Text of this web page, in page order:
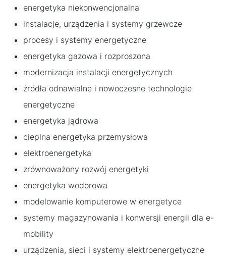
energetyka niekonwencjonalna
instalacje, urządzenia i systemy grzewcze
procesy i systemy energetyczne
energetyka gazowa i rozproszona
modernizacja instalacji energetycznych
źródła odnawialne i nowoczesne technologie
energetyczne
energetyka jądrowa
cieplna energetyka przemysłowa
elektroenergetyka
zrównoważony rozwój energetyki
energetyka wodorowa
modelowanie komputerowe w energetyce
systemy magazynowania i konwersji energii dla e-
mobility
urządzenia, sieci i systemy elektroenergetyczne